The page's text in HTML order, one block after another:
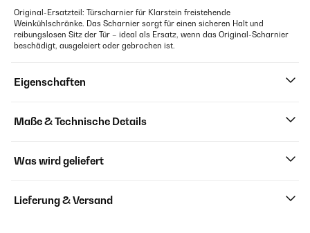
Original-Ersatzteil: Türscharnier für Klarstein freistehende
Weinkühlschränke. Das Scharnier sorgt für einen sicheren Halt und
reibungslosen Sitz der Tür – ideal als Ersatz, wenn das Original-Scharnier
beschädigt, ausgeleiert oder gebrochen ist.
Eigenschaften
Maße & Technische Details
Was wird geliefert
Lieferung & Versand